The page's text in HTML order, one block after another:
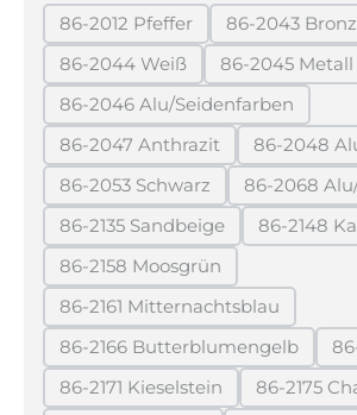
86-2012 Pfeffer
(Diese Option ist zurzeit nicht
86-2043
(Diese
86-2044 Weiß
(Diese Option ist zurzeit nicht
86-2045
86-2046 Alu/Seidenfarben
(Diese Option ist
86-2047 Anthrazit
(Diese Option ist zurzeit
86-2048
86-2053 Schwarz
(Diese Option ist zurzeit
86-2068
86-2135 Sandbeige
(Diese Option ist zurzeit
86-2148
86-2158 Moosgrün
(Diese Option ist zurzeit
86-2161 Mitternachtsblau
(Diese Option ist zurzeit
86-2166 Butterblumengelb
(Diese Option ist
86-2171 Kieselstein
(Diese Option ist zurzeit
86-2175